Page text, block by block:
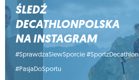
ŚLEDŹ
DECATHLONPOLSKA
NA INSTAGRAM
#SprawdzaSiewSporcie #SportzDecathlon
#PasjaDoSportu